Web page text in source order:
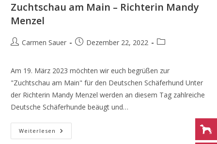
Zuchtschau am Main – Richterin Mandy
Menzel
Carmen Sauer Dezember 22, 2022
Am 19. März 2023 möchten wir euch begrüßen zur
"Zuchtschau am Main" für den Deutschen Schäferhund Unter
der Richterin Mandy Menzel werden an diesem Tag zahlreiche
Deutsche Schäferhunde beäugt und…
Weiterlesen